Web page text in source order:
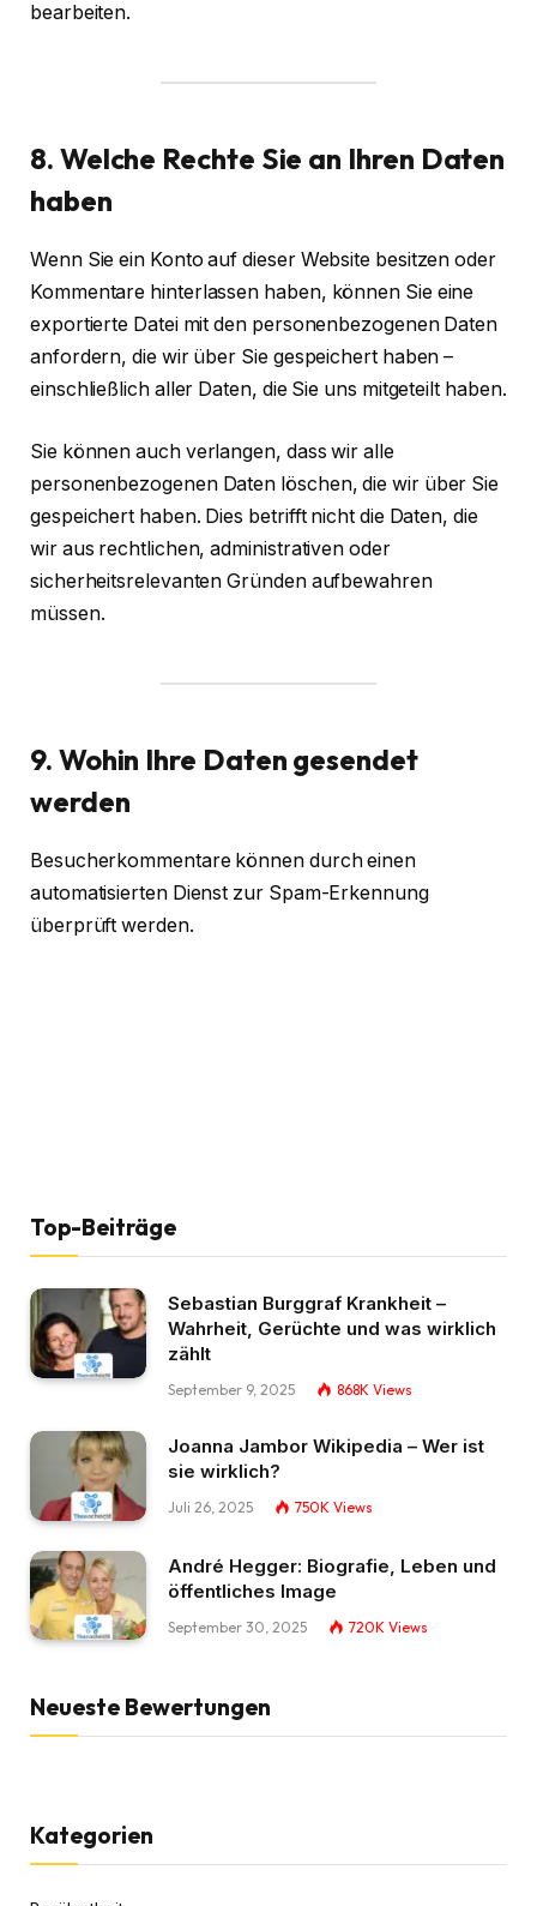
bearbeiten.
8. Welche Rechte Sie an Ihren Daten
haben
Wenn Sie ein Konto auf dieser Website besitzen oder
Kommentare hinterlassen haben, können Sie eine
exportierte Datei mit den personenbezogenen Daten
anfordern, die wir über Sie gespeichert haben –
einschließlich aller Daten, die Sie uns mitgeteilt haben.
Sie können auch verlangen, dass wir alle
personenbezogenen Daten löschen, die wir über Sie
gespeichert haben. Dies betrifft nicht die Daten, die
wir aus rechtlichen, administrativen oder
sicherheitsrelevanten Gründen aufbewahren
müssen.
9. Wohin Ihre Daten gesendet
werden
Besucherkommentare können durch einen
automatisierten Dienst zur Spam-Erkennung
überprüft werden.
Top-Beiträge
Sebastian Burggraf Krankheit –
Wahrheit, Gerüchte und was wirklich
zählt
September 9, 2025 868K Views
Joanna Jambor Wikipedia – Wer ist
sie wirklich?
Juli 26, 2025 750K Views
André Hegger: Biografie, Leben und
öffentliches Image
September 30, 2025 720K Views
Neueste Bewertungen
Kategorien